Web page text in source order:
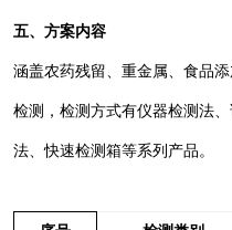
五、方案内容
涵盖农药残留、重金属、食品
检测，检测方式有仪器检测法
法、快速检测箱等系列产品。